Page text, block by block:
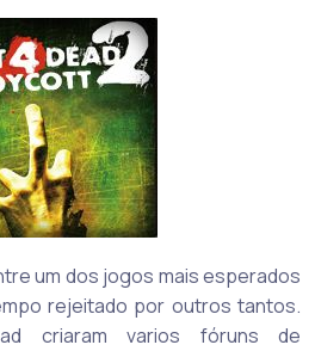
um dos jogos mais esperados
rejeitado por outros tantos.
criaram varios fóruns de